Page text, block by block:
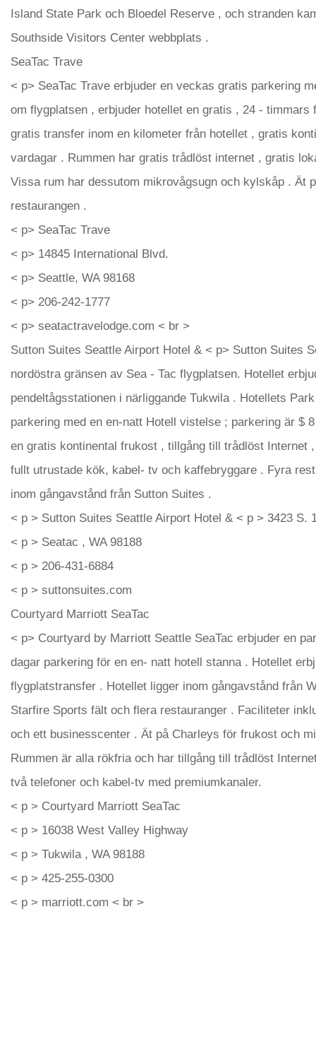
Island State Park och Bloedel Reserve , och stranden
Southside Visitors Center webbplats .
SeaTac Trave
< p> SeaTac Trave erbjuder en veckas gratis parkering
om flygplatsen , erbjuder hotellet en gratis , 24 -
gratis transfer inom en kilometer från hotellet , gratis
vardagar . Rummen har gratis trådlöst internet , gratis
Vissa rum har dessutom mikrovågsugn och kylskåp . Ät
restaurangen .
< p> SeaTac Trave
< p> 14845 International Blvd.
< p> Seattle, WA 98168
< p> 206-242-1777
< p> seatactravelodge.com < br >
Sutton Suites Seattle Airport Hotel & < p> Sutton Suites
nordöstra gränsen av Sea - Tac flygplatsen. Hotellet
pendeltågsstationen i närliggande Tukwila . Hotellets
parkering med en en-natt Hotell vistelse ; parkering är $
en gratis kontinental frukost , tillgång till trådlöst Internet
fullt utrustade kök, kabel- tv och kaffebryggare . Fyra
inom gångavstånd från Sutton Suites .
< p > Sutton Suites Seattle Airport Hotel & < p > 3423 S.
< p > Seatac , WA 98188
< p > 206-431-6884
< p > suttonsuites.com
Courtyard Marriott SeaTac
< p> Courtyard by Marriott Seattle SeaTac erbjuder en
dagar parkering för en en- natt hotell stanna . Hotellet
flygplatstransfer . Hotellet ligger inom gångavstånd från
Starfire Sports fält och flera restauranger . Faciliteter
och ett businesscenter . Ät på Charleys för frukost och
Rummen är alla rökfria och har tillgång till trådlöst
två telefoner och kabel-tv med premiumkanaler.
< p > Courtyard Marriott SeaTac
< p > 16038 West Valley Highway
< p > Tukwila , WA 98188
< p > 425-255-0300
< p > marriott.com < br >